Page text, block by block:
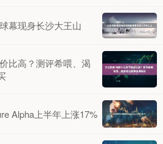
幕现身长沙大王山
比高？测评希喂、渴
Alpha上半年上涨17%